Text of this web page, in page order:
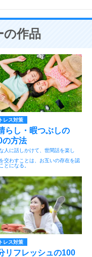
の作品
レス対策
らし・暇つぶしの
の方法
人に話しかけて、世間話を楽し
交わすことは、お互いの存在を認
とになる。
レス対策
リフレッシュの100